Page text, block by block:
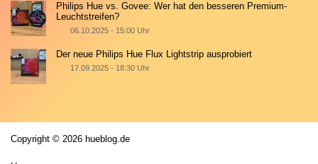
Philips Hue vs. Govee: Wer hat den besseren Premium-
Leuchtstreifen?
06.10.2025 - 15:00 Uhr
Der neue Philips Hue Flux Lightstrip ausprobiert
17.09.2025 - 18:30 Uhr
Copyright © 2026 hueblog.de